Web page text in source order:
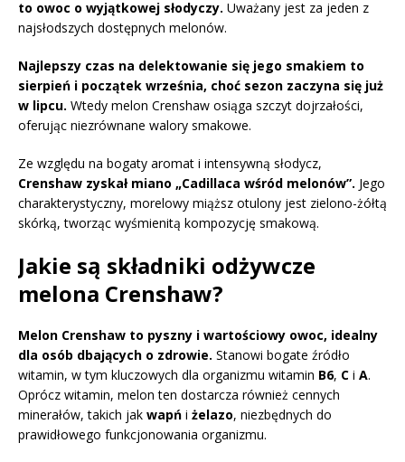
to owoc o wyjątkowej słodyczy. Uważany jest za jeden z
najsłodszych dostępnych melonów.
Najlepszy czas na delektowanie się jego smakiem to
sierpień i początek września, choć sezon zaczyna się już
w lipcu. Wtedy melon Crenshaw osiąga szczyt dojrzałości,
oferując niezrównane walory smakowe.
Ze względu na bogaty aromat i intensywną słodycz,
Crenshaw zyskał miano „Cadillaca wśród melonów”. Jego
charakterystyczny, morelowy miąższ otulony jest zielono-żółtą
skórką, tworząc wyśmienitą kompozycję smakową.
Jakie są składniki odżywcze
melona Crenshaw?
Melon Crenshaw to pyszny i wartościowy owoc, idealny
dla osób dbających o zdrowie. Stanowi bogate źródło
witamin, w tym kluczowych dla organizmu witamin B6, C i A.
Oprócz witamin, melon ten dostarcza również cennych
minerałów, takich jak wapń i żelazo, niezbędnych do
prawidłowego funkcjonowania organizmu.